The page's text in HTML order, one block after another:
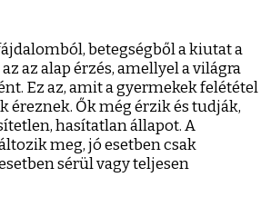
betegségből a kiutat a
az alap érzés, amellyel a világra
Ez az, amit a gyermekek felététel
éreznek. Ők még érzik és tudják,
hasítatlan állapot. A
meg, jó esetben csak
sérül vagy teljesen